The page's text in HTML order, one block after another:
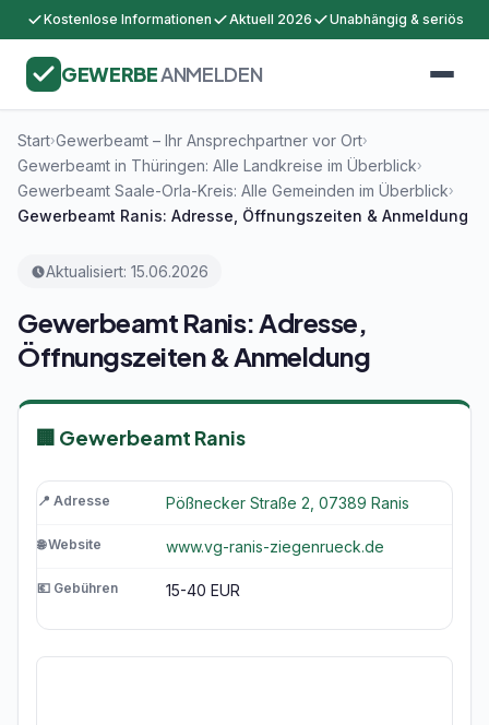
Kostenlose Informationen Aktuell 2026 Unabhängig & seriös
GEWERBEANMELDEN
Start›Gewerbeamt – Ihr Ansprechpartner vor Ort›
Gewerbeamt in Thüringen: Alle Landkreise im Überblick›
Gewerbeamt Saale-Orla-Kreis: Alle Gemeinden im Überblick›
Gewerbeamt Ranis: Adresse, Öffnungszeiten & Anmeldung
Aktualisiert: 15.06.2026
Gewerbeamt Ranis: Adresse,
Öffnungszeiten & Anmeldung
🏢 Gewerbeamt Ranis
📍 Adresse Pößnecker Straße 2, 07389 Ranis
🌐 Website www.vg-ranis-ziegenrueck.de
💶 Gebühren 15-40 EUR